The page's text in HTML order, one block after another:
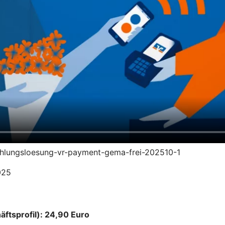
vr-payment-gema-frei-202510-1
24,90 Euro